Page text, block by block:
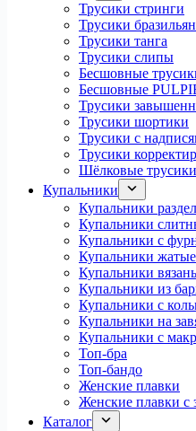
Трусики стринги
Трусики
Трусики танга
Трусики слипы
Бесшовные
Бесшовные
Трусики
Трусики шортики
Трусики с
Трусики
Шёлковые трусики
Купальники
Купальники
Купальники
Купальники с
Купальники жатые
Купальники
Купальники из
Купальники с
Купальники на
Купальники с
Топ-бра
Топ-бандо
Женские плавки
Женские плавки с
Каталог